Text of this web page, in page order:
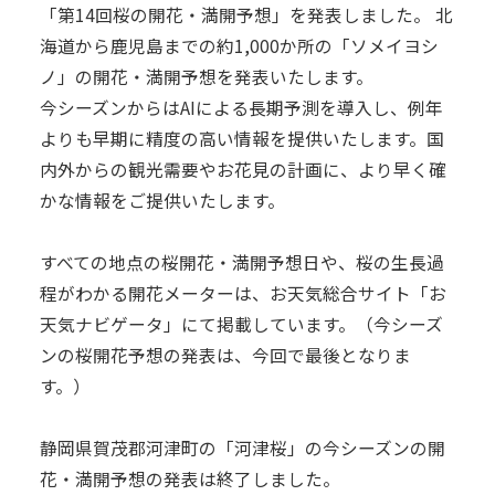
2021年
2020年
企業情報
メッセージ
会社概要
日本気象の歴史
オフィス
環境・サステナビリティ
情報セキュリティ
技術情報
「第14回桜の開花・満開予想」を発表しました。 北
海道から鹿児島までの約1,000か所の「ソメイヨシ
ノ」の開花・満開予想を発表いたします。
今シーズンからはAIによる長期予測を導入し、例年
よりも早期に精度の高い情報を提供いたします。国
内外からの観光需要やお花見の計画に、より早く確
かな情報をご提供いたします。
すべての地点の桜開花・満開予想日や、桜の生長過
程がわかる開花メーターは、お天気総合サイト「お
天気ナビゲータ」にて掲載しています。（今シーズ
ンの桜開花予想の発表は、今回で最後となりま
す。）
静岡県賀茂郡河津町の「河津桜」の今シーズンの開
花・満開予想の発表は終了しました。